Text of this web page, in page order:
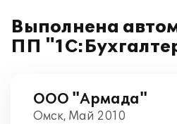
Выполнена
ПП
ООО "Армада"
Омск, Май 2010